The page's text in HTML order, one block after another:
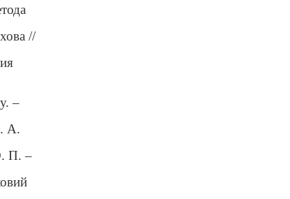
//
–
А.
П. –